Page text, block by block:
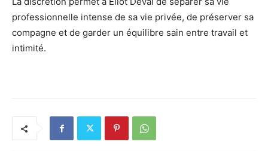
professionnelle intense de sa vie privée, de préserver sa
compagne et de garder un équilibre sain entre travail et
intimité.